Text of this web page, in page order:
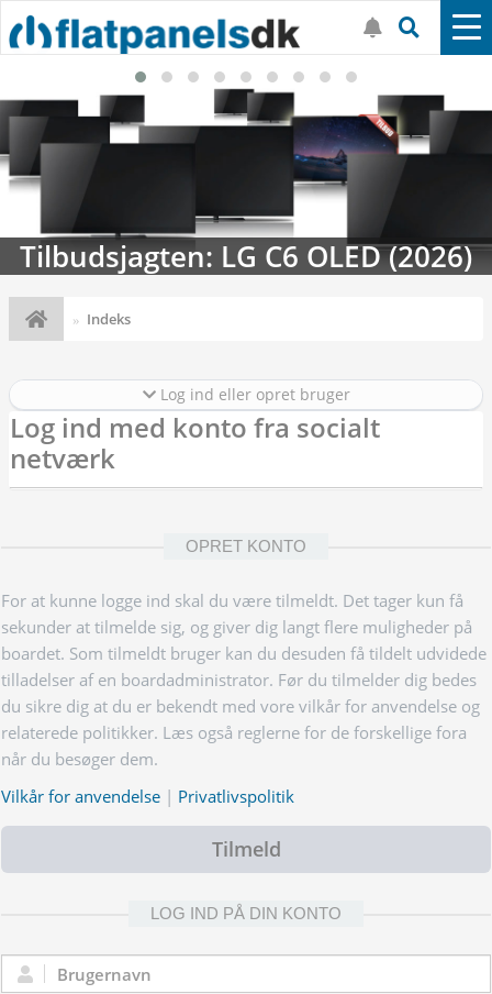
Tilbudsjagten: LG C6 OLED (2026)
Indeks
Log ind eller opret bruger
Log ind med konto fra socialt
netværk
OPRET KONTO
For at kunne logge ind skal du være tilmeldt. Det tager kun få
sekunder at tilmelde sig, og giver dig langt flere muligheder på
boardet. Som tilmeldt bruger kan du desuden få tildelt udvidede
tilladelser af en boardadministrator. Før du tilmelder dig bedes
du sikre dig at du er bekendt med vore vilkår for anvendelse og
relaterede politikker. Læs også reglerne for de forskellige fora
når du besøger dem.
Vilkår for anvendelse | Privatlivspolitik
Tilmeld
LOG IND PÅ DIN KONTO
Brugernavn: